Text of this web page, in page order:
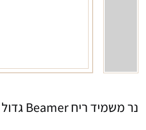
נר משמיד ריח Beamer גדול סמוק קילר